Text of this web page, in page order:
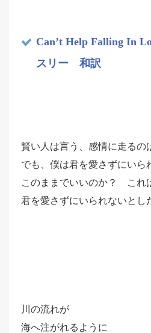
Can’t Help Falling In
スリー 和訳
賢い人は言う、感情に走るの
でも、僕は君を愛さずにいら
このままでいいのか？ これ
君を愛さずにいられないとし
川の流れが
海へ注がれるように